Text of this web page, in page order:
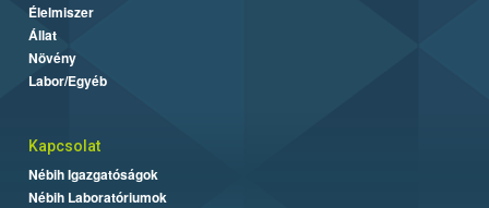
Élelmiszer
Állat
Növény
Labor/Egyéb
Kapcsolat
Nébih Igazgatóságok
Nébih Laboratóriumok